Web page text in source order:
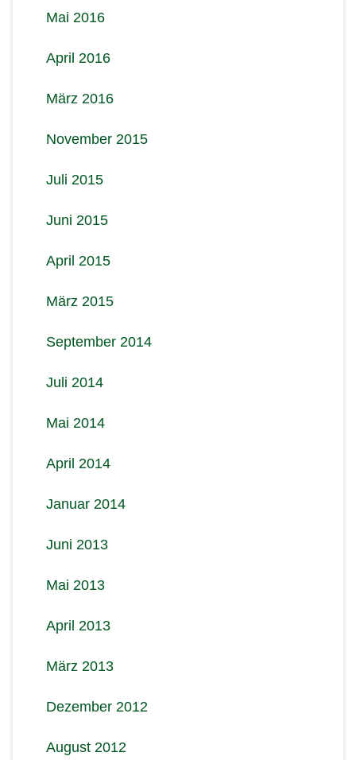
Mai 2016
April 2016
März 2016
November 2015
Juli 2015
Juni 2015
April 2015
März 2015
September 2014
Juli 2014
Mai 2014
April 2014
Januar 2014
Juni 2013
Mai 2013
April 2013
März 2013
Dezember 2012
August 2012